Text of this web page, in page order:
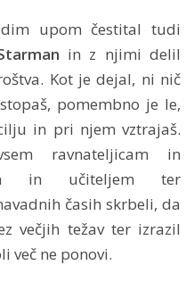
upom čestital tudi
in z njimi delil
Kot je dejal, ni nič
pomembno je le,
in pri njem vztrajaš.
ravnateljicam in
in učiteljem ter
časih skrbeli, da
večjih težav ter izrazil
več ne ponovi.